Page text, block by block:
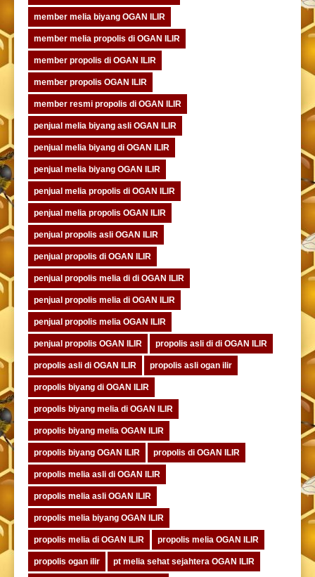
member melia biyang OGAN ILIR
member melia propolis di OGAN ILIR
member propolis di OGAN ILIR
member propolis OGAN ILIR
member resmi propolis di OGAN ILIR
penjual melia biyang asli OGAN ILIR
penjual melia biyang di OGAN ILIR
penjual melia biyang OGAN ILIR
penjual melia propolis di OGAN ILIR
penjual melia propolis OGAN ILIR
penjual propolis asli OGAN ILIR
penjual propolis di OGAN ILIR
penjual propolis melia di di OGAN ILIR
penjual propolis melia di OGAN ILIR
penjual propolis melia OGAN ILIR
penjual propolis OGAN ILIR propolis asli di di OGAN ILIR
propolis asli di OGAN ILIR propolis asli ogan ilir
propolis biyang di OGAN ILIR
propolis biyang melia di OGAN ILIR
propolis biyang melia OGAN ILIR
propolis biyang OGAN ILIR propolis di OGAN ILIR
propolis melia asli di OGAN ILIR
propolis melia asli OGAN ILIR
propolis melia biyang OGAN ILIR
propolis melia di OGAN ILIR propolis melia OGAN ILIR
propolis ogan ilir pt melia sehat sejahtera OGAN ILIR